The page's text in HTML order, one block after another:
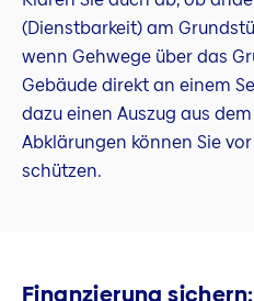
(Dienstbarkeit) am
wenn Gehwege über das
Gebäude direkt an einem
dazu einen Auszug aus
Abklärungen können Sie
schützen.